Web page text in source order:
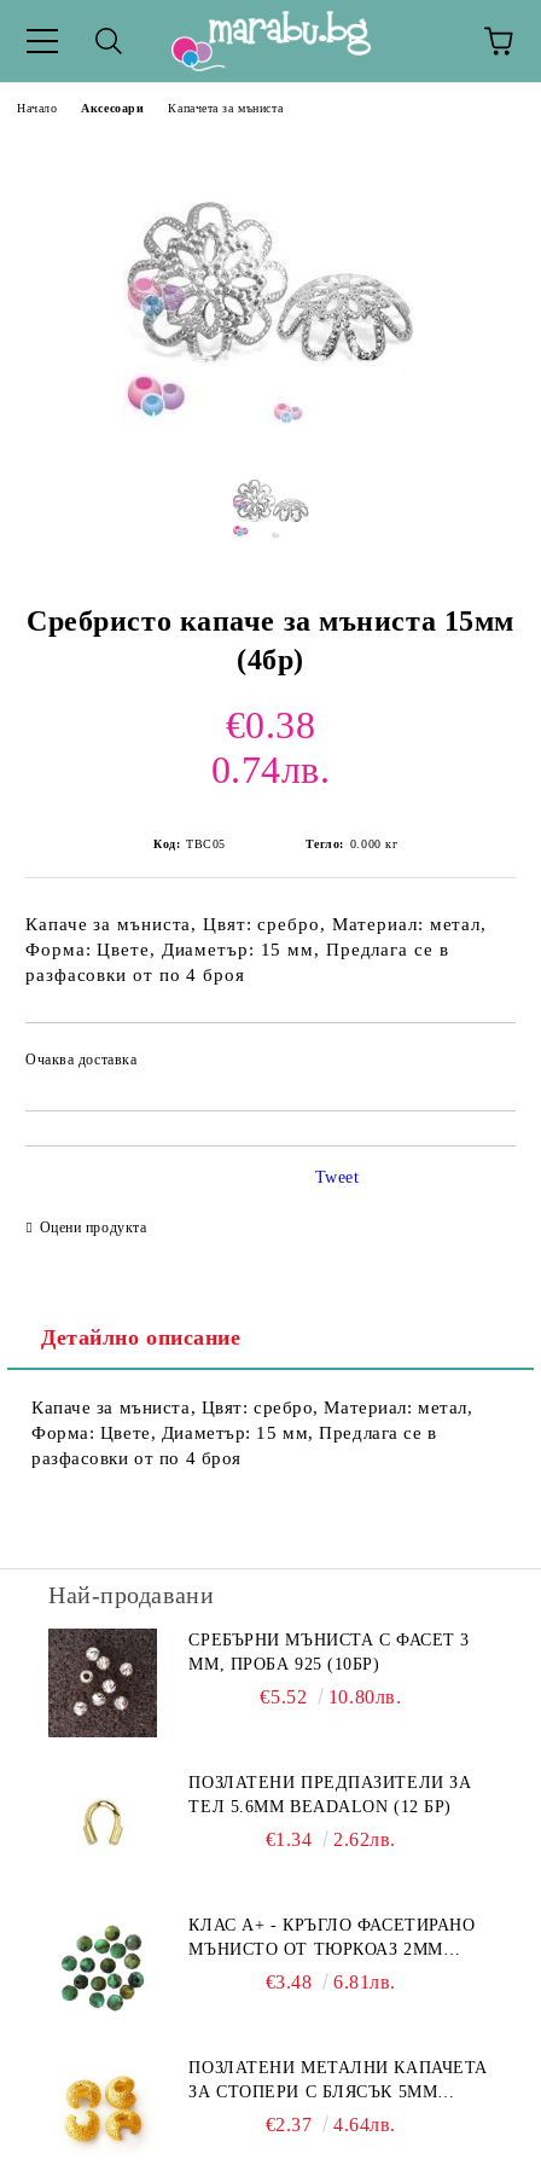
Начало Аксесоари Капачета за мъниста
Сребристо капаче за мъниста 15мм
(4бр)
€0.38
0.74лв.
Код: TBC05 Тегло: 0.000 кг
Капаче за мъниста, Цвят: сребро, Материал: метал,
Форма: Цвете, Диаметър: 15 мм, Предлага се в
разфасовки от по 4 броя
Очаква доставка
Оцени продукта
Tweet
Детайлно описание
Капаче за мъниста, Цвят: сребро, Материал: метал,
Форма: Цвете, Диаметър: 15 мм, Предлага се в
разфасовки от по 4 броя
Най-продавани
СРЕБЪРНИ МЪНИСТА С ФАСЕТ 3
ММ, ПРОБА 925 (10БР)
€5.52 10.80лв.
ПОЗЛАТЕНИ ПРЕДПАЗИТЕЛИ ЗА
ТЕЛ 5.6ММ BEADALON (12 БР)
€1.34 2.62лв.
КЛАС А+ - КРЪГЛО ФАСЕТИРАНО
МЪНИСТО ОТ ТЮРКОАЗ 2ММ
€3.48 6.81лв.
ПОЗЛАТЕНИ МЕТАЛНИ КАПАЧЕТА
ЗА СТОПЕРИ С БЛЯСЪК 5ММ
€2.37 4.64лв.